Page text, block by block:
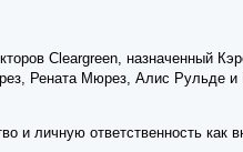
Cleargreen, назначенный
Рената Мюрез, Алис Рульде и
и личную ответственность как